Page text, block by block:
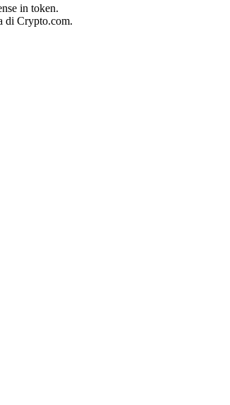
in token.
di Crypto.com.